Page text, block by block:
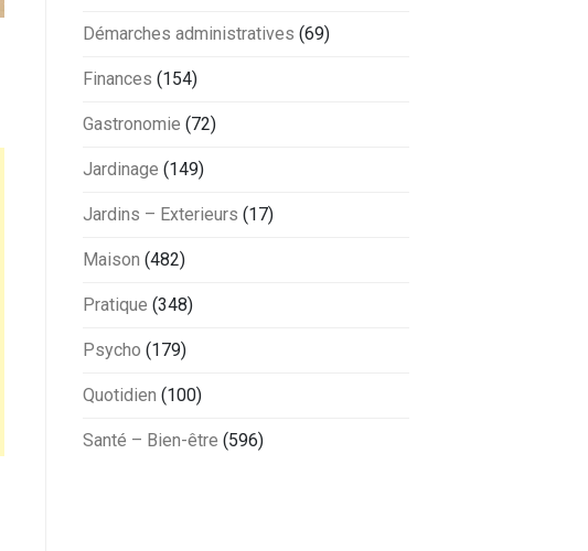
Démarches administratives (69)
Finances (154)
Gastronomie (72)
Jardinage (149)
Jardins – Exterieurs (17)
Maison (482)
Pratique (348)
Psycho (179)
Quotidien (100)
Santé – Bien-être (596)